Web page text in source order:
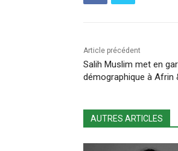
Article précédent
Salih Muslim met en
démographique à Afrin
AUTRES ARTICLES